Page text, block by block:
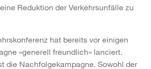
Reduktion der Verkehrsunfälle zu
hat bereits vor einigen
«generell freundlich» lanciert.
die Nachfolgekampagne. Sowohl der